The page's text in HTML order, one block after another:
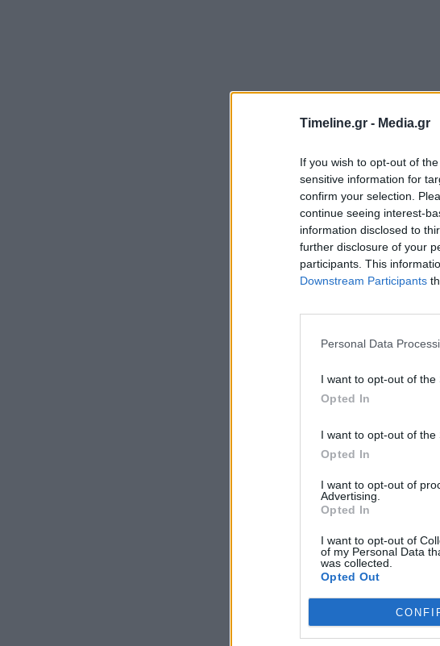
Timeline.gr - Media.gr
If you wish to opt-out of
sensitive information for
confirm your selection.
continue seeing interest-
information disclosed to
further disclosure of your
participants. This
Downstream Participants
Personal Data
I want to opt-out of the
Opted In
I want to opt-out of the
Opted In
I want to opt-out of
Advertising.
Opted In
I want to opt-out of
of my Personal Data
was collected.
Opted Out